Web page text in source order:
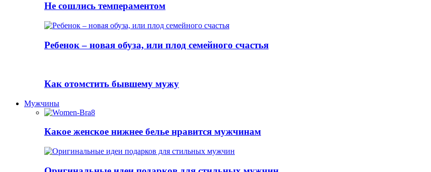
Не сошлись темпераментом
Ребенок – новая обуза, или плод семейного счастья
Как отомстить бывшему мужу
Мужчины
Какое женское нижнее белье нравится мужчинам